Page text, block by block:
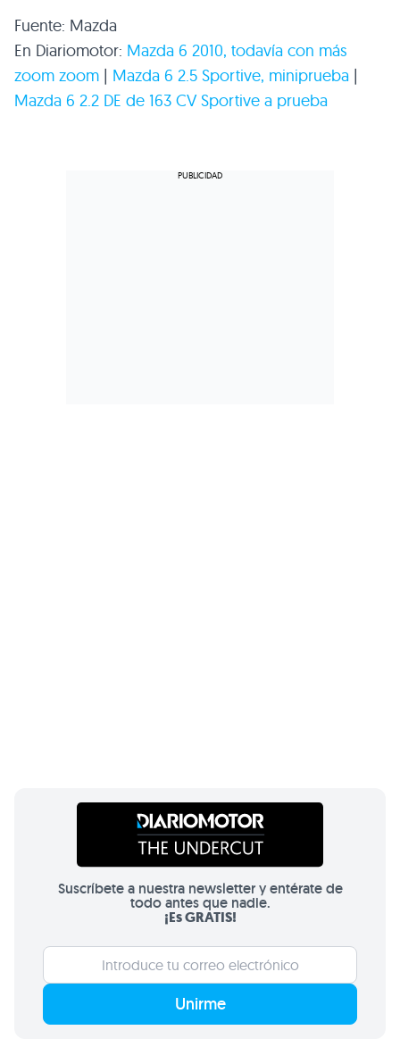
Fuente: Mazda
En Diariomotor: Mazda 6 2010, todavía con más
zoom zoom | Mazda 6 2.5 Sportive, miniprueba |
Mazda 6 2.2 DE de 163 CVSportive a prueba
Suscríbete a nuestra newsletter y entérate de
todo antes que nadie.
¡Es GRATIS!
Unirme